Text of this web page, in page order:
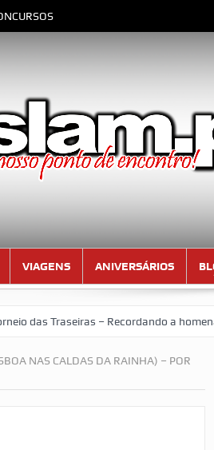
VIAGENS ANIVERSÁRIOS
Traseiras – Recordando a homenagem
NAS CALDAS DA RAINHA) – POR